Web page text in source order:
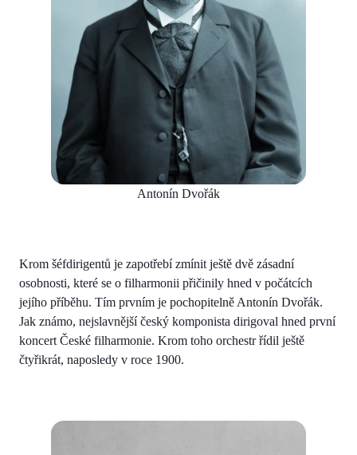
Antonín Dvořák
Krom šéfdirigentů je zapotřebí zmínit ještě dvě zásadní
osobnosti, které se o filharmonii přičinily hned v počátcích
jejího příběhu. Tím prvním je pochopitelně Antonín Dvořák.
Jak známo, nejslavnější český komponista dirigoval hned první
koncert České filharmonie. Krom toho orchestr řídil ještě
čtyřikrát, naposledy v roce 1900.